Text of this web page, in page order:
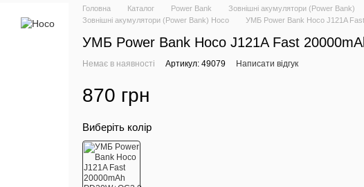
Головна Каталог Power Bank
Зовнішні акумулятори (Power Bank)
Зовнішні акумулятори (Power Bank) Hoco
УМБ Power Bank Hoco J121A
УМБ Power Bank Hoco J121A Fast
Немає в наявності Артикул: 49079 Написати відгук
870 грн
Виберіть колір